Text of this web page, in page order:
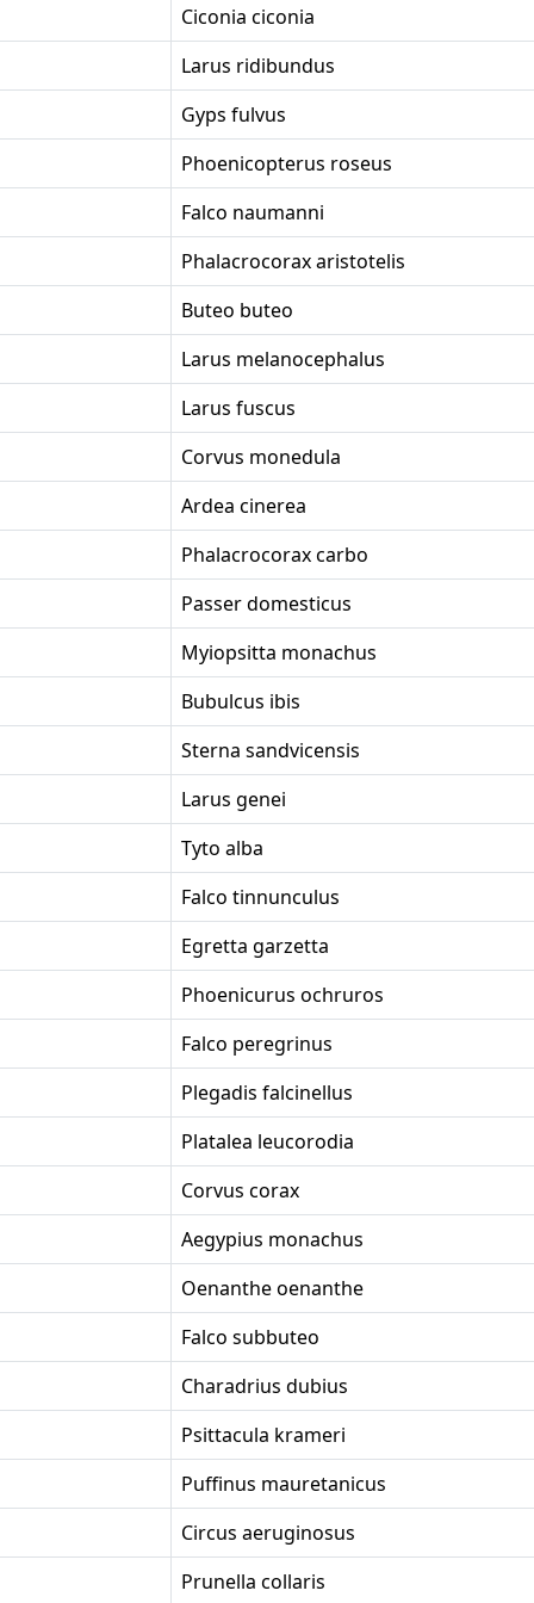
Ciconia ciconia
Larus ridibundus
Gyps fulvus
Phoenicopterus roseus
Falco naumanni
Phalacrocorax aristotelis
Buteo buteo
Larus melanocephalus
Larus fuscus
Corvus monedula
Ardea cinerea
Phalacrocorax carbo
Passer domesticus
Myiopsitta monachus
Bubulcus ibis
Sterna sandvicensis
Larus genei
Tyto alba
Falco tinnunculus
Egretta garzetta
Phoenicurus ochruros
Falco peregrinus
Plegadis falcinellus
Platalea leucorodia
Corvus corax
Aegypius monachus
Oenanthe oenanthe
Falco subbuteo
Charadrius dubius
Psittacula krameri
Puffinus mauretanicus
Circus aeruginosus
Prunella collaris